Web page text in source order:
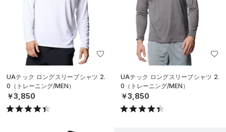
UAテック ロングスリーブシャツ 2.
0（トレーニング/MEN）
￥3,850
UAテック ロングスリーブシャツ 2.
0（トレーニング/MEN）
￥3,850